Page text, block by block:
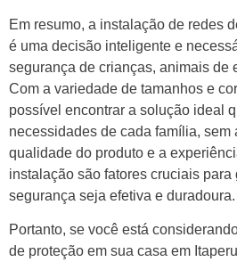
Em resumo, a instalação de redes
é uma decisão inteligente e
segurança de crianças, animais de
Com a variedade de tamanhos e
possível encontrar a solução ideal
necessidades de cada família, sem
qualidade do produto e a
instalação são fatores cruciais para
segurança seja efetiva e duradoura.
Portanto, se você está
de proteção em sua casa em